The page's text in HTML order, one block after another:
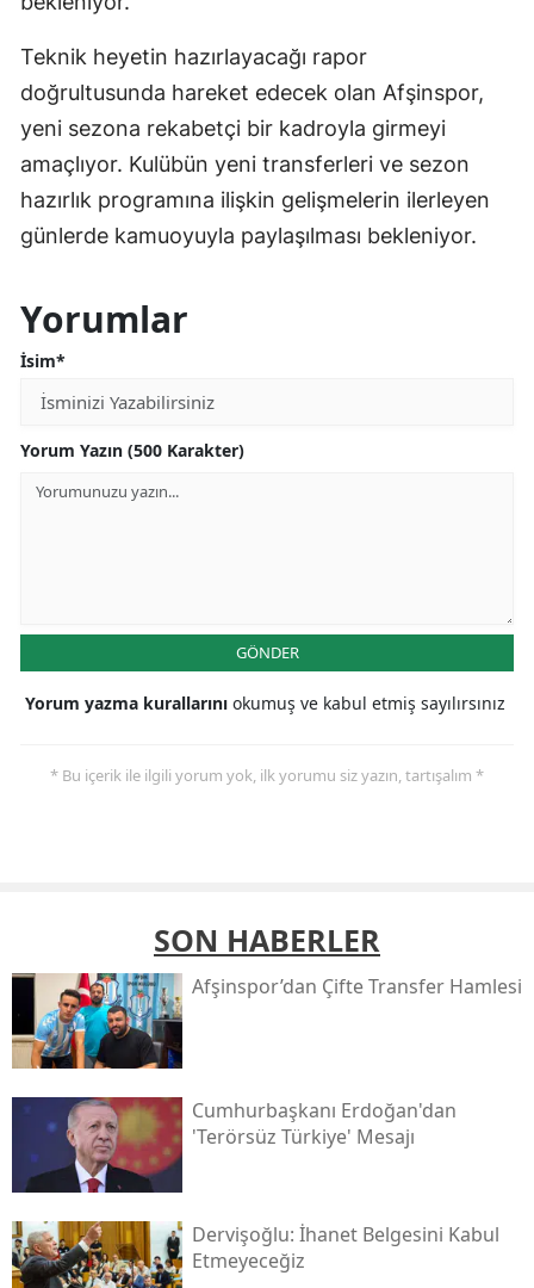
Teknik heyetin hazırlayacağı rapor
doğrultusunda hareket edecek olan Afşinspor,
yeni sezona rekabetçi bir kadroyla girmeyi
amaçlıyor. Kulübün yeni transferleri ve sezon
hazırlık programına ilişkin gelişmelerin ilerleyen
günlerde kamuoyuyla paylaşılması bekleniyor.
Yorumlar
İsim*
Yorum Yazın (500 Karakter)
GÖNDER
Yorum yazma kurallarını okumuş ve kabul etmiş sayılırsınız
* Bu içerik ile ilgili yorum yok, ilk yorumu siz yazın, tartışalım *
SON HABERLER
Afşinspor’dan Çifte Transfer Hamlesi
Cumhurbaşkanı Erdoğan'dan
'terörsüz Türkiye' Mesajı
Dervişoğlu: İhanet Belgesini Kabul
Etmeyeceğiz